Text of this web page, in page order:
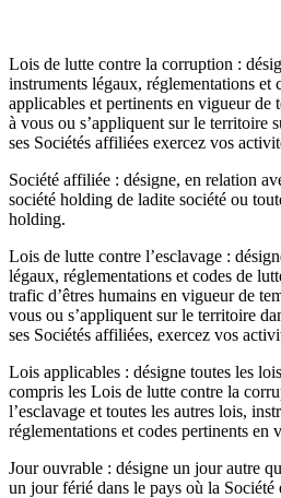
Lois de lutte contre la corruption :
instruments légaux, réglementations et
applicables et pertinents en vigueur de
à vous ou s’appliquent sur le territoire
ses Sociétés affiliées exercez vos
Société affiliée : désigne, en relation
société holding de ladite société ou
holding.
Lois de lutte contre l’esclavage :
légaux, réglementations et codes de
trafic d’êtres humains en vigueur de
vous ou s’appliquent sur le territoire
ses Sociétés affiliées, exercez vos
Lois applicables : désigne toutes les
compris les Lois de lutte contre la
l’esclavage et toutes les autres lois,
réglementations et codes pertinents en
Jour ouvrable : désigne un jour autre
un jour férié dans le pays où la Société